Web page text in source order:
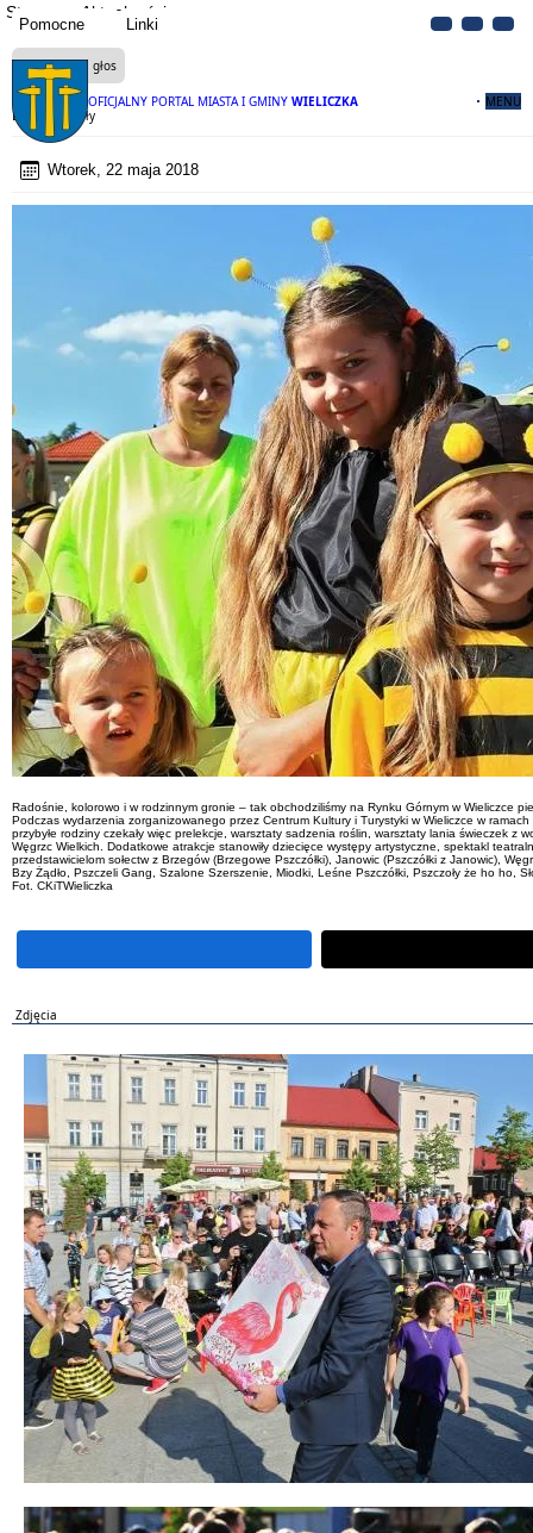
Pomocne Linki
OFICJALNY PORTAL MIASTA I GMINY WIELICZKA MENU
Strona Aktualności
Czytaj na głos
Dzień Pszczoły
Wtorek, 22 maja 2018
Radośnie, kolorowo i w rodzinnym gronie – tak obchodziliśmy na Rynku Górnym w Wieliczce
Podczas wydarzenia zorganizowanego przez Centrum Kultury i Turystyki w Wieliczce w
przybyłe rodziny czekały więc prelekcje, warsztaty sadzenia roślin, warsztaty lania świeczek
Węgrzc Wielkich. Dodatkowe atrakcje stanowiły dziecięce występy artystyczne, spektakl
przedstawicielom sołectw z Brzegów (Brzegowe Pszczółki), Janowic (Pszczółki z Janowic),
Bzy Żądło, Pszczeli Gang, Szalone Szerszenie, Miodki, Leśne Pszczółki, Pszczoły że ho ho,
Fot. CKiTWieliczka
Zdjęcia